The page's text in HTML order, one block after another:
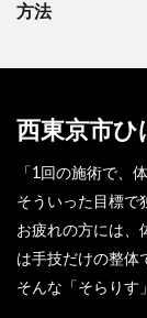
方法
西東京市ひ
「1回の施術で、
そういった目標で
お疲れの方には、
は手技だけの整体
そんな「そらりす